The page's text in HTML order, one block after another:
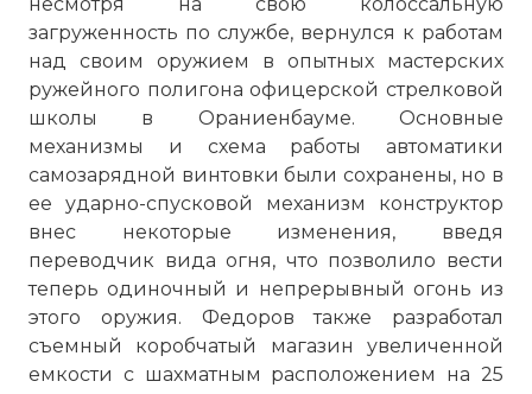
загруженность по службе, вернулся к работам
над своим оружием в опытных мастерских
ружейного полигона офицерской стрелковой
школы в Ораниенбауме. Основные
механизмы и схема работы автоматики
самозарядной винтовки были сохранены, но в
ее ударно-спусковой механизм конструктор
внес некоторые изменения, введя
переводчик вида огня, что позволило вести
теперь одиночный и непрерывный огонь из
этого оружия. Федоров также разработал
съемный коробчатый магазин увеличенной
емкости с шахматным расположением на 25